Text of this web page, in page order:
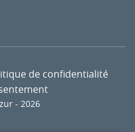
- 2026
de confidentialité